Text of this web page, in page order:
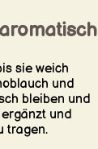
sie weich
und
bleiben und
und
tragen.